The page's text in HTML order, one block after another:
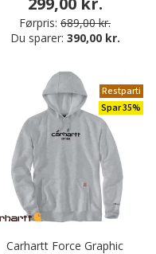
Førpris: 689,00 kr.
Du sparer: 390,00 kr.
Restparti
Spar 35%
Carhartt Force Graphic